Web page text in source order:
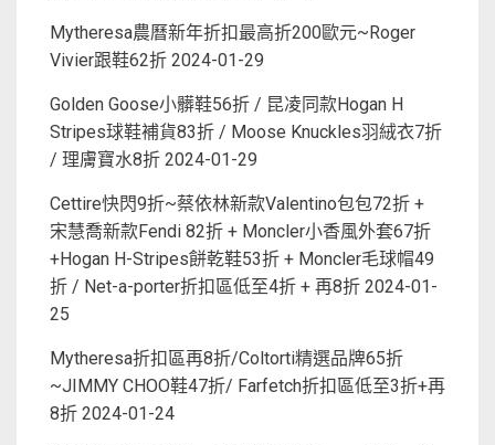
Mytheresa農曆新年折扣最高折200歐元~Roger
Vivier跟鞋62折 2024-01-29
Golden Goose小髒鞋56折 / 昆凌同款Hogan H
Stripes球鞋補貨83折 / Moose Knuckles羽絨衣7折
/ 理膚寶水8折 2024-01-29
Cettire快閃9折~蔡依林新款Valentino包包72折 +
宋慧喬新款Fendi 82折 + Moncler小香風外套67折
+Hogan H-Stripes餅乾鞋53折 + Moncler毛球帽49
折 / Net-a-porter折扣區低至4折 + 再8折 2024-01-
25
Mytheresa折扣區再8折/Coltorti精選品牌65折
~JIMMY CHOO鞋47折/ Farfetch折扣區低至3折+再
8折 2024-01-24